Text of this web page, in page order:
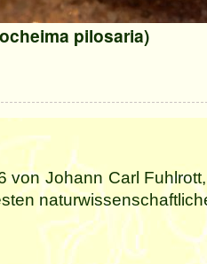
pilosaria)
von Johann Carl